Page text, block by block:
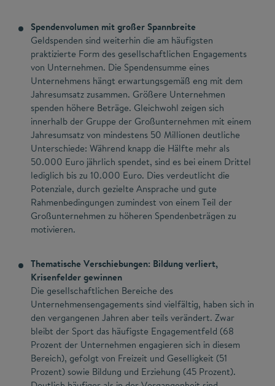
Spendenvolumen mit großer Spannbreite
Geldspenden sind weiterhin die am häufigsten
praktizierte Form des gesellschaftlichen Engagements
von Unternehmen. Die Spendensumme eines
Unternehmens hängt erwartungsgemäß eng mit dem
Jahresumsatz zusammen. Größere Unternehmen
spenden höhere Beträge. Gleichwohl zeigen sich
innerhalb der Gruppe der Großunternehmen mit einem
Jahresumsatz von mindestens 50 Millionen deutliche
Unterschiede: Während knapp die Hälfte mehr als
50.000 Euro jährlich spendet, sind es bei einem Drittel
lediglich bis zu 10.000 Euro. Dies verdeutlicht die
Potenziale, durch gezielte Ansprache und gute
Rahmenbedingungen zumindest von einem Teil der
Großunternehmen zu höheren Spendenbeträgen zu
motivieren.
Thematische Verschiebungen: Bildung verliert,
Krisenfelder gewinnen
Die gesellschaftlichen Bereiche des
Unternehmensengagements sind vielfältig, haben sich in
den vergangenen Jahren aber teils verändert. Zwar
bleibt der Sport das häufigste Engagementfeld (68
Prozent der Unternehmen engagieren sich in diesem
Bereich), gefolgt von Freizeit und Geselligkeit (51
Prozent) sowie Bildung und Erziehung (45 Prozent).